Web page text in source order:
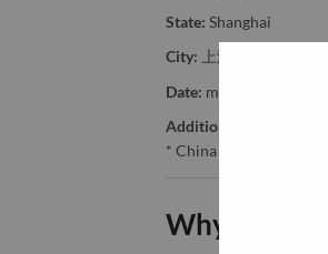
State: Shanghai
City: 上海（Shanghai）
Date: miércoles, Mayo
Additional Locations
* China
Why Work